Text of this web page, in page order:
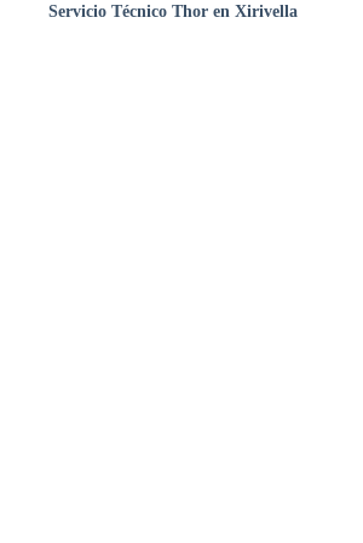
Servicio Técnico Thor en Xirivella